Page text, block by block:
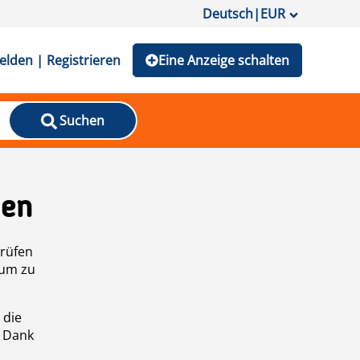
Deutsch|EUR
| Registrieren Eine Anzeige schalten
Suchen
zu
die